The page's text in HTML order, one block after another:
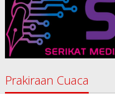
Prakiraan Cuaca